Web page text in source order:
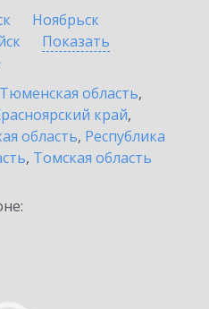
Ноябрьск
Показать
Тюменская область,
край,
область, Республика
, Томская область